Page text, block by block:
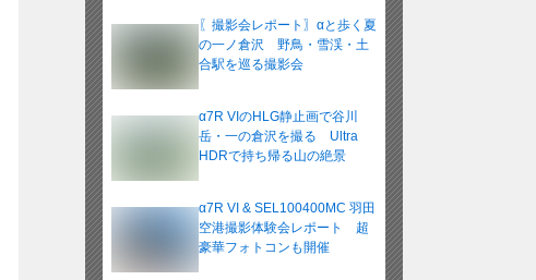
〖撮影会レポート〗αと歩く夏
の一ノ倉沢 野鳥・雪渓・土
合駅を巡る撮影会
α7R VIのHLG静止画で谷川
岳・一の倉沢を撮る Ultra
HDRで持ち帰る山の絶景
α7R VI & SEL100400MC 羽田
空港撮影体験会レポート 超
豪華フォトコンも開催